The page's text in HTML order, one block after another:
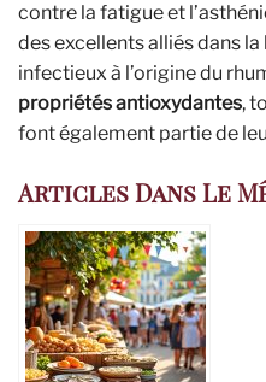
contre la fatigue et
des excellents alliés dans
infectieux à l’origine du
propriétés antioxydantes,
font également partie de
Articles Dans Le